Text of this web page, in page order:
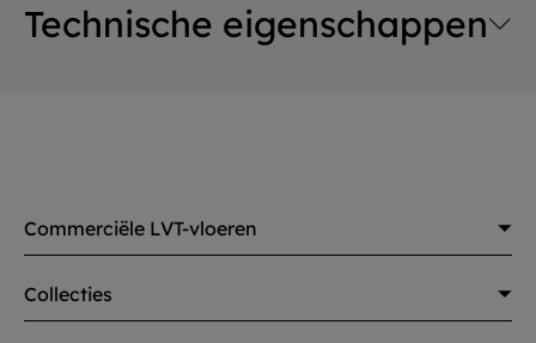
Technische eigenschappen
Commerciële LVT-vloeren
Collecties